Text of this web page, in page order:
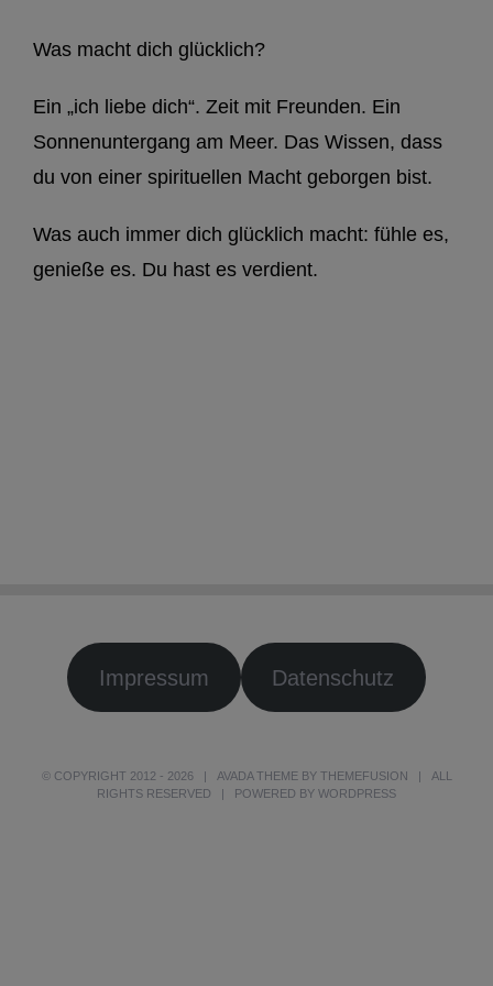
Was macht dich glücklich?
Ein „ich liebe dich“. Zeit mit Freunden. Ein
Sonnenuntergang am Meer. Das Wissen, dass
du von einer spirituellen Macht geborgen bist.
Was auch immer dich glücklich macht: fühle es,
genieße es. Du hast es verdient.
Impressum Datenschutz
© COPYRIGHT 2012 - 2026 | AVADA THEME BY THEMEFUSION
| ALL
RIGHTS RESERVED | POWERED BY WORDPRESS